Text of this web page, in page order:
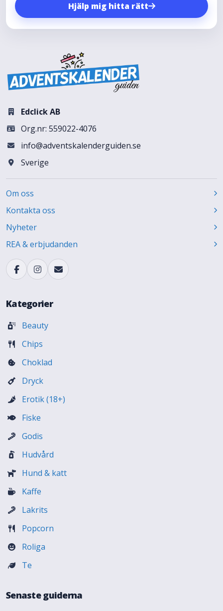
Hjälp mig hitta rätt
Edclick AB
Org.nr: 559022-4076
info@adventskalenderguiden.se
Sverige
Om oss
Kontakta oss
Nyheter
REA & erbjudanden
Kategorier
Beauty
Chips
Choklad
Dryck
Erotik (18+)
Fiske
Godis
Hudvård
Hund & katt
Kaffe
Lakrits
Popcorn
Roliga
Te
Senaste guiderna